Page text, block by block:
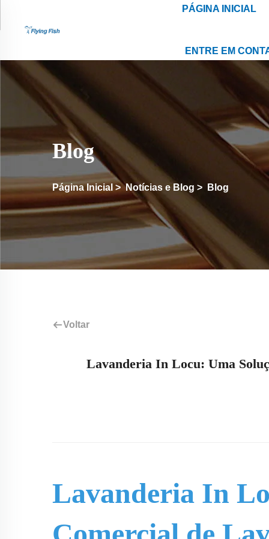
PÁGINA INICIAL
ENTRE EM
Blog
Página Inicial >Notícias e Blog > Blog
Voltar
Lavanderia In Locu: Uma
Lavanderia In